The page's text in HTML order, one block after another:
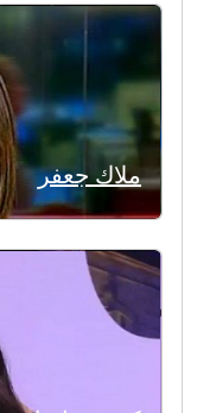
ملاك جعفر